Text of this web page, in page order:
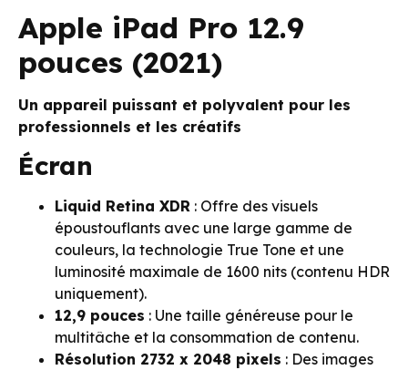
Apple iPad Pro 12.9
pouces (2021)
Un appareil puissant et polyvalent pour les
professionnels et les créatifs
Écran
Liquid Retina XDR : Offre des visuels
époustouflants avec une large gamme de
couleurs, la technologie True Tone et une
luminosité maximale de 1600 nits (contenu HDR
uniquement).
12,9 pouces : Une taille généreuse pour le
multitâche et la consommation de contenu.
Résolution 2732 x 2048 pixels : Des images